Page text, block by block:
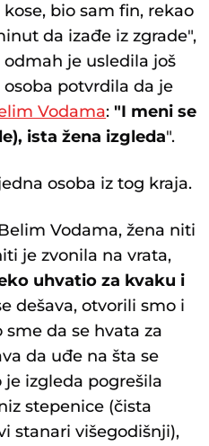
bio sam fin, rekao
da izađe iz zgrade",
je usledila još
potvrdila da je
Vodama: "I meni se
ista žena izgleda".
osoba iz tog kraja.
Vodama, žena niti
je zvonila na vrata,
uhvatio za kvaku i
dešava, otvorili smo i
da se hvata za
da uđe na šta se
izgleda pogrešila
stepenice (čista
stanari višegodišnji),